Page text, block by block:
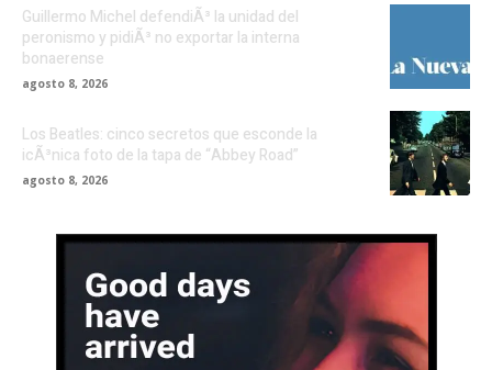
Guillermo Michel defendiÃ³ la unidad del
peronismo y pidiÃ³ no exportar la interna
bonaerense
agosto 8, 2026
Los Beatles: cinco secretos que esconde la
icÃ³nica foto de la tapa de “Abbey Road”
agosto 8, 2026